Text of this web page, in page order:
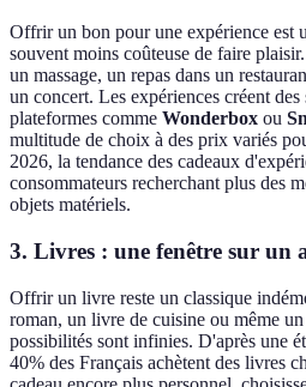
Offrir un bon pour une expérience est
souvent moins coûteuse de faire
un massage, un repas dans un
un concert. Les expériences créent
plateformes comme Wonderbox ou
multitude de choix à des prix variés
2026, la tendance des cadeaux
consommateurs recherchant plus des
objets matériels.
3. Livres : une fenêtre sur un
Offrir un livre reste un classique
roman, un livre de cuisine ou même
possibilités sont infinies. D'après une
40% des Français achètent des livres